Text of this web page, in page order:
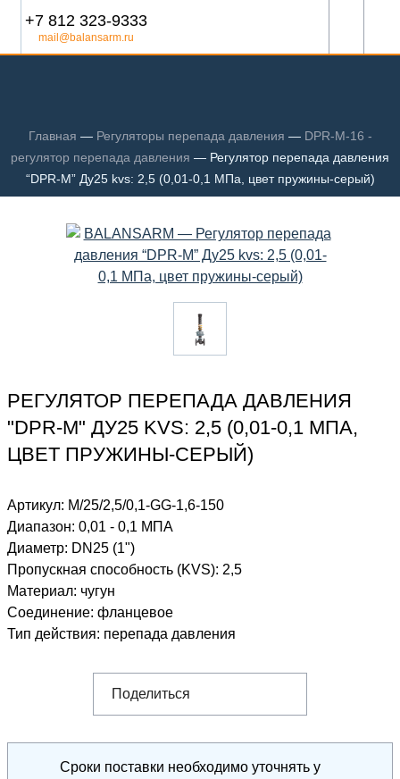
+7 812 323-9333
mail@balansarm.ru
Главная — Регуляторы перепада давления — DPR-M-16 -
регулятор перепада давления — Регулятор перепада давления
“DPR-M” Ду25 kvs: 2,5 (0,01-0,1 МПа, цвет пружины-серый)
РЕГУЛЯТОР ПЕРЕПАДА ДАВЛЕНИЯ
"DPR-M" ДУ25 KVS: 2,5 (0,01-0,1 МПА,
ЦВЕТ ПРУЖИНЫ-СЕРЫЙ)
Артикул: M/25/2,5/0,1-GG-1,6-150
Диапазон: 0,01 - 0,1 МПА
Диаметр: DN25 (1")
Пропускная способность (KVS): 2,5
Материал: чугун
Соединение: фланцевое
Тип действия: перепада давления
Поделиться
Сроки поставки необходимо уточнять у